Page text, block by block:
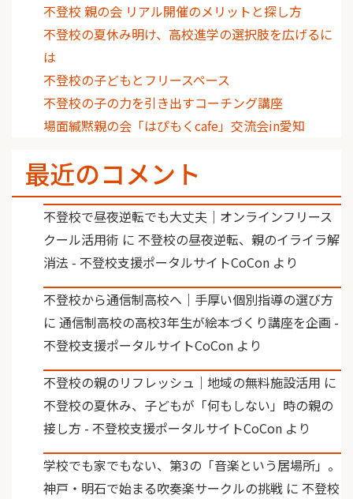
不登校 親の会 リアル開催のメリットと探し方
不登校の夏休み明け、高校進学の選択肢を広げるに
は
不登校の子どもとフリースペース
不登校の子の力を引き出すコーチング講座
場面緘黙親の会「はぴもくcafe」交流会in愛知
最近のコメント
不登校で昼夜逆転でも大丈夫｜オンラインフリース
クール活用術 に 不登校の昼夜逆転、親のイライラ解
消法 - 不登校支援ポータルサイトCoCon より
不登校から通信制高校へ｜手厚い個別指導の選び方
に 通信制高校の高校3年生が絵本づくり講座を企画 -
不登校支援ポータルサイトCoCon より
不登校の親のリフレッシュ｜地域の無料施設活用 に
不登校の夏休み、子どもが「何もしない」時の親の
接し方 - 不登校支援ポータルサイトCoCon より
学校でも家でもない、第3の「音楽という居場所」。
神戸・明石で始まる吹奏楽サークルの挑戦 に 不登校